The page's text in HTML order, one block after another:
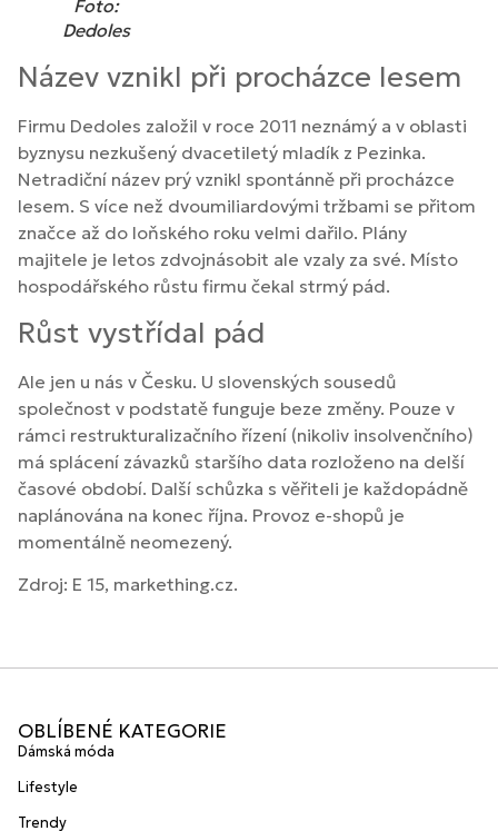
Foto:
Dedoles
Název vznikl při procházce lesem
Firmu Dedoles založil v roce 2011 neznámý a v oblasti
byznysu nezkušený dvacetiletý mladík z Pezinka.
Netradiční název prý vznikl spontánně při procházce
lesem. S více než dvoumiliardovými tržbami se přitom
značce až do loňského roku velmi dařilo. Plány
majitele je letos zdvojnásobit ale vzaly za své. Místo
hospodářského růstu firmu čekal strmý pád.
Růst vystřídal pád
Ale jen u nás v Česku. U slovenských sousedů
společnost v podstatě funguje beze změny. Pouze v
rámci restrukturalizačního řízení (nikoliv insolvenčního)
má splácení závazků staršího data rozloženo na delší
časové období. Další schůzka s věřiteli je každopádně
naplánována na konec října. Provoz e-shopů je
momentálně neomezený.
Zdroj: E 15, markething.cz.
OBLÍBENÉ KATEGORIE
Dámská móda
Lifestyle
Trendy